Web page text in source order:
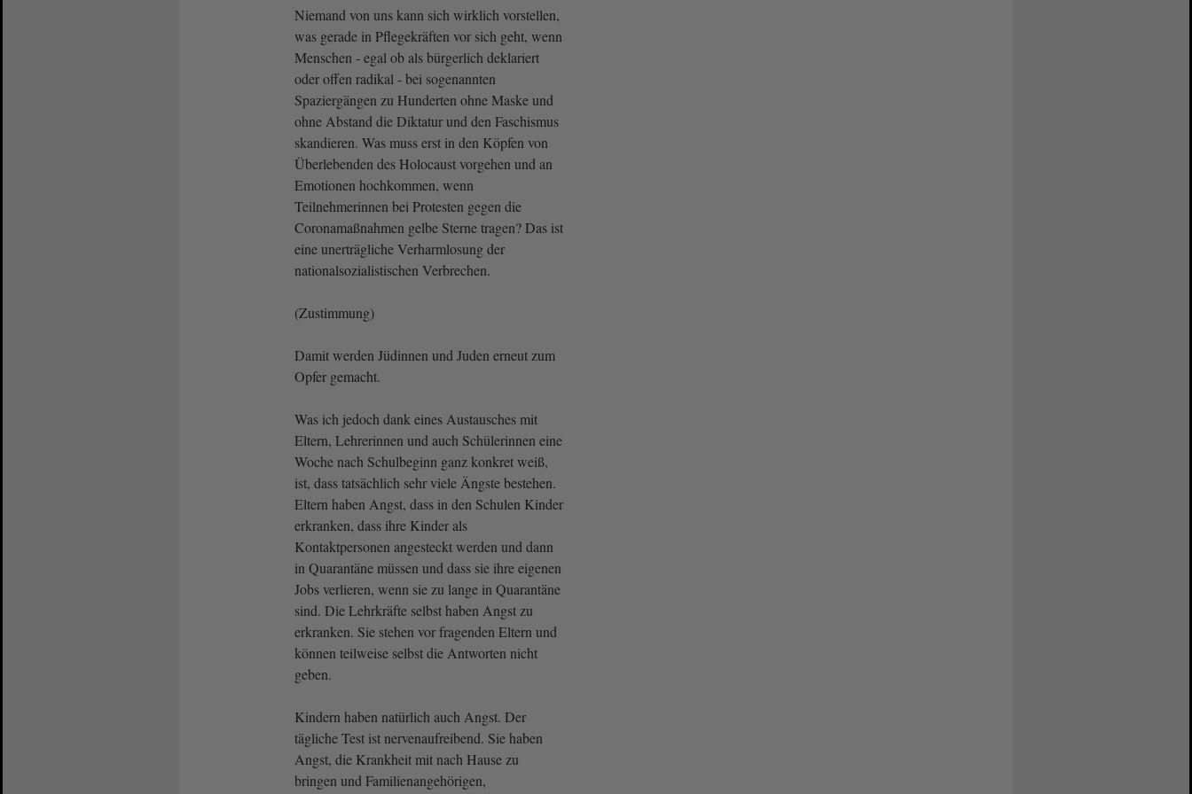
Niemand von uns kann sich wirklich vorstellen,
was gerade in Pflegekräften vor sich geht, wenn
Menschen - egal ob als bürgerlich deklariert
oder offen radikal - bei sogenannten
Spaziergängen zu Hunderten ohne Maske und
ohne Abstand die Diktatur und den Faschismus
skandieren. Was muss erst in den Köpfen von
Überlebenden des Holocaust vorgehen und an
Emotionen hochkommen, wenn
Teilnehmerinnen bei Protesten gegen die
Coronamaßnahmen gelbe Sterne tragen? Das ist
eine unerträgliche Verharmlosung der
nationalsozialistischen Verbrechen.
(Zustimmung)
Damit werden Jüdinnen und Juden erneut zum
Opfer gemacht.
Was ich jedoch dank eines Austausches mit
Eltern, Lehrerinnen und auch Schülerinnen eine
Woche nach Schulbeginn ganz konkret weiß,
ist, dass tatsächlich sehr viele Ängste bestehen.
Eltern haben Angst, dass in den Schulen Kinder
erkranken, dass ihre Kinder als
Kontaktpersonen angesteckt werden und dann
in Quarantäne müssen und dass sie ihre eigenen
Jobs verlieren, wenn sie zu lange in Quarantäne
sind. Die Lehrkräfte selbst haben Angst zu
erkranken. Sie stehen vor fragenden Eltern und
können teilweise selbst die Antworten nicht
geben.
Kindern haben natürlich auch Angst. Der
tägliche Test ist nervenaufreibend. Sie haben
Angst, die Krankheit mit nach Hause zu
bringen und Familienangehörigen,